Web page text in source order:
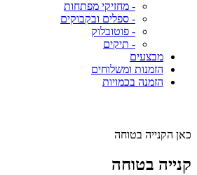
- מחזיקי מפתחות
- ספלים ובקבוקים
- פוטובלוק
- תיקים
מבצעים
הזמנות ומשלוחים
הזמנה בכמויות
כאן הקנייה בטוחה
קנייה בטוחה